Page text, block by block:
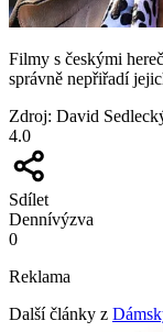
Filmy s českými
správně nepřiřadí
Zdroj: David
4.0
Sdílet
Dennívýzva
0
Reklama
Další články z